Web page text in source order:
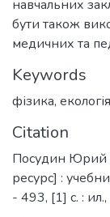
навчальних
бути також
медичних та
Keywords
фізика, екологія
Citation
Посудин Юрий
ресурс] :
- 493, [1] с. :